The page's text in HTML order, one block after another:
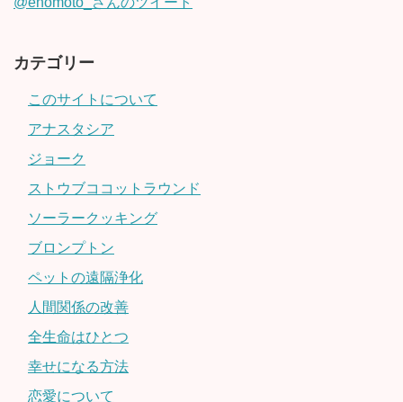
カテゴリー
このサイトについて
アナスタシア
ジョーク
ストウブココットラウンド
ソーラークッキング
ブロンプトン
ペットの遠隔浄化
人間関係の改善
全生命はひとつ
幸せになる方法
恋愛について